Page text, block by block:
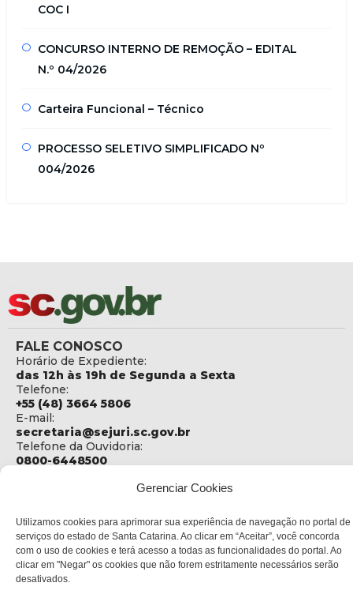
Gerenciar Cookies
Utilizamos cookies para aprimorar sua experiência de navegação no portal de
serviços do estado de Santa Catarina. Ao clicar em “Aceitar”, você concorda
com o uso de cookies e terá acesso a todas as funcionalidades do portal. Ao
clicar em "Negar" os cookies que não forem estritamente necessários serão
desativados.
COC I
CONCURSO INTERNO DE REMOÇÃO – EDITAL
N.º 04/2026
Carteira Funcional – Técnico
PROCESSO SELETIVO SIMPLIFICADO Nº
004/2026
FALE CONOSCO
Horário de Expediente:
das 12h às 19h de Segunda a Sexta
Telefone:
+55 (48) 3664 5806
E-mail:
secretaria@sejuri.sc.gov.br
Telefone da Ouvidoria:
0800-6448500
Social
Rua Fúlvio Aducci, 1214 - Loja 06
Bairro:
Estreito - Florianópolis - SC